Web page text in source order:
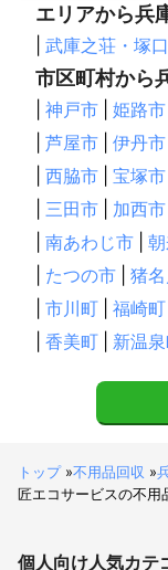
エリアから兵
武庫之荘・塚口
市区町村から
神戸市 姫路市
芦屋市 伊丹市
西脇市 宝塚市
三田市 加西市
南あわじ市
たつの市 猪
市川町 福崎町
香美町 新温
トップ»不用品回収 »
匠エコサービスの不用
個人向け人気カテ